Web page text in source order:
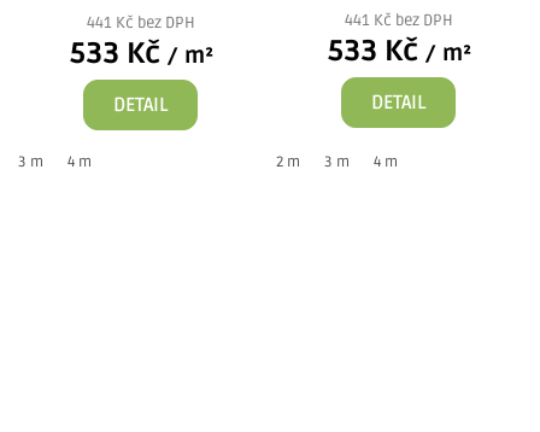
441 Kč bez DPH
533 Kč / m²
DETAIL
3 m 4 m
441 Kč bez DPH
533 Kč / m²
DETAIL
2 m 3 m 4 m